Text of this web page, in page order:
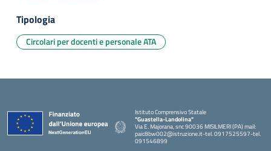
Tipologia
Circolari per docenti e personale ATA
Istituto Comprensivo Statale
"Guastella-Landolina"
Via E. Majorana, snc 90036 MISILMERI (PA) mail:
paic8bw002@istruzione.it-tel. 0917525597-tel.
091546899